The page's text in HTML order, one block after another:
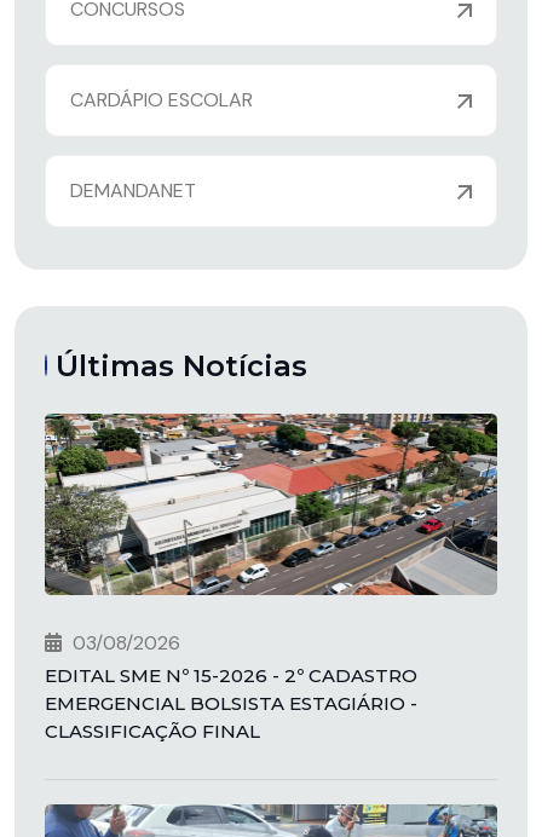
CONCURSOS
CARDÁPIO ESCOLAR
DEMANDANET
Últimas Notícias
03/08/2026
EDITAL SME Nº 15-2026 - 2º CADASTRO
EMERGENCIAL BOLSISTA ESTAGIÁRIO -
CLASSIFICAÇÃO FINAL